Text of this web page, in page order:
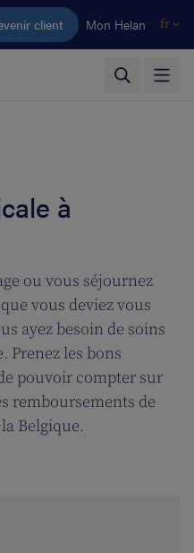
principal
client Mon Helan fr
à
ou vous séjournez
vous deviez vous
ayez besoin de soins
Prenez les bons
pouvoir compter sur
remboursements de
Belgique.